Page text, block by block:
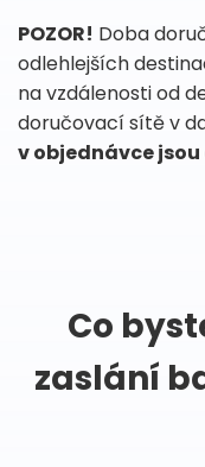
POZOR! Doba
odlehlejších
na vzdálenosti od
doručovací sítě v
v objednávce
Co
zaslání